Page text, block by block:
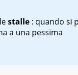
stalle : quando si
a una pessima